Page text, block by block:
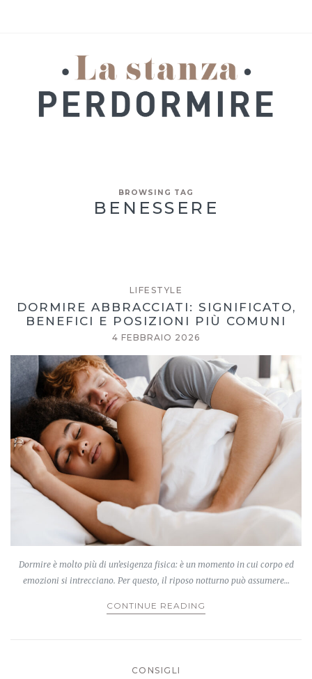
BROWSING TAG
BENESSERE
LIFESTYLE
DORMIRE ABBRACCIATI: SIGNIFICATO,
BENEFICI E POSIZIONI PIÙ COMUNI
4 FEBBRAIO 2026
Dormire è molto più di un’esigenza fisica: è un momento in cui corpo ed
emozioni si intrecciano. Per questo, il riposo notturno può assumere…
CONTINUE READING
CONSIGLI